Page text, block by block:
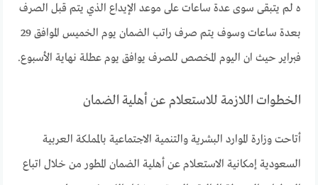
ه لم يتبقى سوى عدة ساعات على موعد الإيداع الذي يتم قبل الصرف
بعدة ساعات وسوف يتم صرف راتب الضمان يوم الخميس الموافق 29
فبراير حيث ان اليوم المخصص للصرف يوافق يوم عطلة نهاية الأسبوع.
الخطوات اللازمة للاستعلام عن أهلية الضمان
أتاحت وزارة الموارد البشرية والتنمية الاجتماعية بالمملكة العربية
السعودية إمكانية الاستعلام عن أهلية الضمان المطور من خلال اتباع